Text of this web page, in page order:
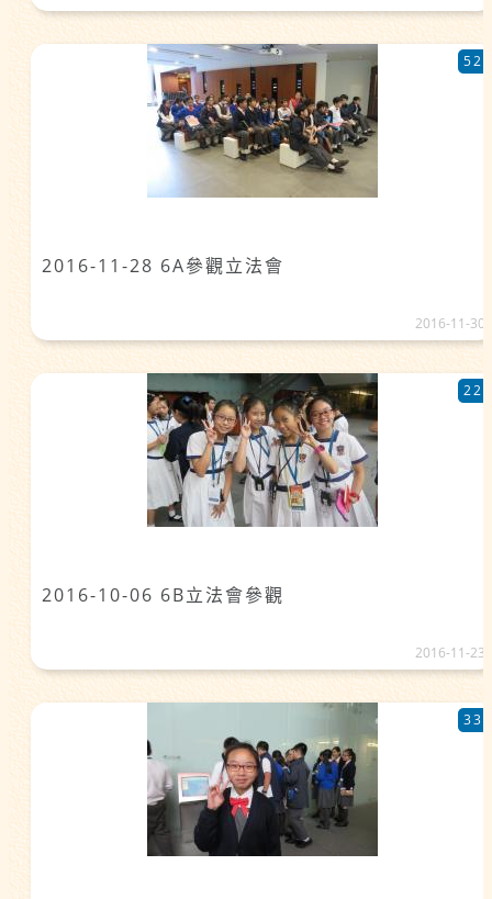
2016-11-28 6A參觀立法會
52
2016-11-30
2016-10-06 6B立法會參觀
22
2016-11-23
33